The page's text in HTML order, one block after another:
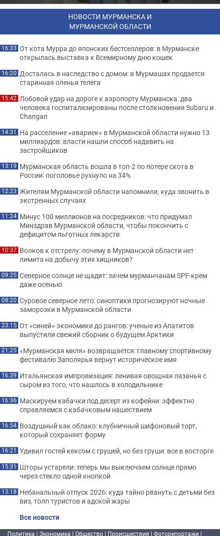
НОВОСТИ МУРМАНСКА И
МУРМАНСКОЙ ОБЛАСТИ
16:33 От кота Мурра до японских бестселлеров: в Мурманске
открылась выставка к Всемирному дню кошек
16:20 Досталась в наследство с домом: в Мурмашах продается
старинная оленья телега
15:42 Лобовой удар на дороге к аэропорту Мурманска: два
человека госпитализированы после столкновения Subaru и
Changan
14:31 На расселение «авариек» в Мурманской области нужно 13
миллиардов: власти нашли способ надавить на
застройщиков
13:19 Мурманская область вошла в топ-2 по потере скота в
России: поголовье рухнуло на 34%
12:23 Жителям Мурманской области напомнили, куда звонить в
экстренных случаях
11:24 Минус 100 миллионов на посредников: что придумал
Минздрав Мурманской области, чтобы покончить с
дефицитом льготных лекарств
10:37 Волков к отстрелу: почему в Мурманской области нет
лимита на добычу этих хищников?
09:25 Северное солнце не щадит: зачем мурманчанам SPF-крем
даже осенью
08:20 Суровое северное лето: синоптики прогнозируют ночные
заморозки в Мурманской области
23:15 От «синей» экономики до рангов: ученые из Апатитов
выпустили свежий сборник о будущем Арктики
21:25 «Мурманская миля» возвращается: главному спортивному
фестивалю Заполярья вернут историческое имя
16:39 Итальянская импровизация: ленивая овощная лазанья с
сыром из того, что нашлось в холодильнике
16:36 Маскируем кабачки под десерт из кофейни: эффектно
справляемся с кабачковым нашествием
16:54 Воздушный как облако: клубничный шифоновый торт,
который сохраняет форму
16:21 Удивил гостей кексом с грушей, но без груши: все в восторге
15:31 Шторы устарели: теперь мы выключаем солнце прямо
через стекло одной кнопкой
13:18 Небанальный отпуск 2026: куда тайно рвануть с детьми без
виз, толп туристов и адской жары
Все новости
Политика | Экономика | Общество | Происшествия | Фоторепортажи |